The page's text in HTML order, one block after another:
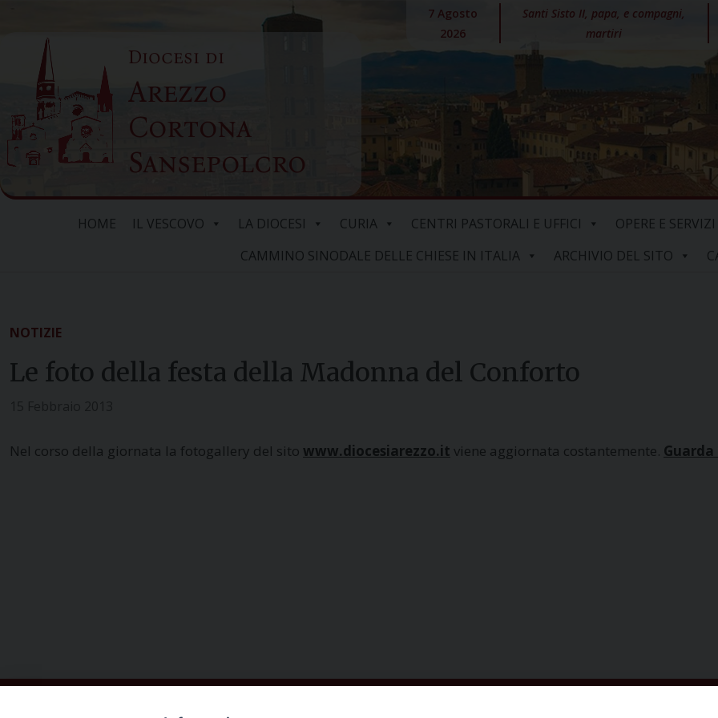
content
Diocesi di
Arezzo
Cortona
Sansepolcro
7 Agosto
2026
Santi Sisto II, papa, e compagni,
martiri
HOME IL VESCOVO LA DIOCESI CURIA CENTRI PASTORALI E UFFICI OPERE E SERVIZI
CAMMINO SINODALE DELLE CHIESE IN ITALIA
ARCHIVIO DEL SITO
NOTIZIE
Le foto della festa della Madonna del Conforto
Nel corso della giornata la fotogallery del sito www.diocesiarezzo.it viene aggiornata costantemente.